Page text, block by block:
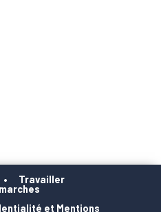
Travailler
et Mentions